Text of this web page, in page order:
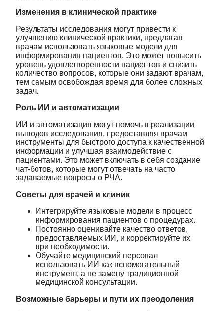
Изменения в клинической практике
Результаты исследования могут привести к
улучшению клинической практики, предлагая
врачам использовать языковые модели для
информирования пациентов. Это может повысить
уровень удовлетворенности пациентов и снизить
количество вопросов, которые они задают врачам,
тем самым освобождая время для более сложных
задач.
Роль ИИ и автоматизации
ИИ и автоматизация могут помочь в реализации
выводов исследования, предоставляя врачам
инструменты для быстрого доступа к качественной
информации и улучшая взаимодействие с
пациентами. Это может включать в себя создание
чат-ботов, которые могут отвечать на часто
задаваемые вопросы о РЧА.
Советы для врачей и клиник
Интегрируйте языковые модели в процесс
информирования пациентов о процедурах.
Постоянно оценивайте качество ответов,
предоставляемых ИИ, и корректируйте их
при необходимости.
Обучайте медицинский персонал
использовать ИИ как вспомогательный
инструмент, а не замену традиционной
медицинской консультации.
Возможные барьеры и пути их преодоления